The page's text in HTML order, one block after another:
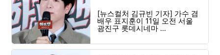
[뉴스컬처 김규빈 기자] 가수 겸
배우 표지훈이 11일 오전 서울
광진구 롯데시네마 ...